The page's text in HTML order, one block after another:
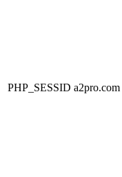
PHP_SESSID a2pro.com